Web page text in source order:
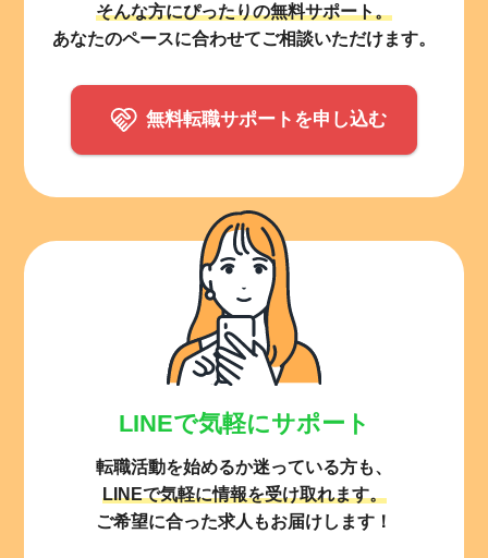
そんな方にぴったりの無料サポート。
あなたのペースに合わせてご相談いただけます。
無料転職サポートを申し込む
LINEで気軽にサポート
転職活動を始めるか迷っている方も、
LINEで気軽に情報を受け取れます。
ご希望に合った求人もお届けします！